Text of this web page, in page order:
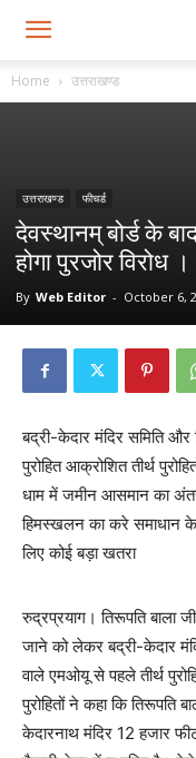
Home उत्तराखण्ड
उत्तराखण्ड फीचर्ड
देवस्थानम् बोर्ड के
होगा पुरजोर विरोध ।
By Web Editor - October 6,
बद्री-केदार मंदिर समिति और
पुरोहित आक्रोशित तीर्थ
धाम में जमीन आसमान का
हिमस्खलन का करे समाधान
लिए कोई बड़ा खतरा
रुद्रप्रयाग। तिरूपति बाला
जाने को लेकर बद्री-केदार
वाले एमओयू से पहले तीर्थ
पुरोहितों ने कहा कि तिरूपति
केदारनाथ मंदिर 12 हजार